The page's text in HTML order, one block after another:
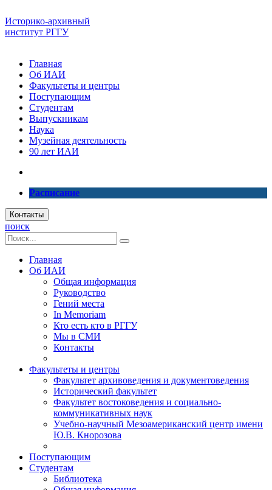
Историко-архивный
институт РГГУ
Главная
Об ИАИ
Факультеты и центры
Поступающим
Студентам
Выпускникам
Наука
Музейная деятельность
90 лет ИАИ
Расписание
Контакты
поиск
Главная
Об ИАИ
Общая информация
Руководство
Гений места
In Memoriam
Кто есть кто в РГГУ
Мы в СМИ
Контакты
Факультеты и центры
Факультет архивоведения и документоведения
Исторический факультет
Факультет востоковедения и социально-
коммуникативных наук
Учебно-научный Мезоамериканский центр имени
Ю.В. Кнорозова
Поступающим
Студентам
Библиотека